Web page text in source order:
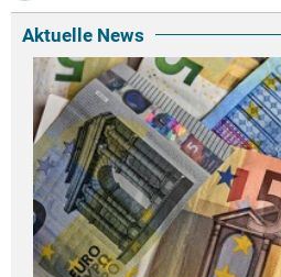
Aktuelle News